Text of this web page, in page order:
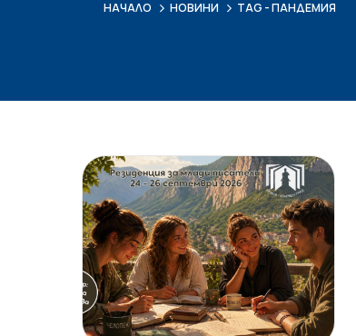
НАЧАЛО НОВИНИ TAG -ПАНДЕМИЯ